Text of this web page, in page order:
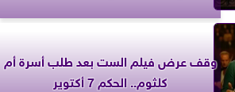
وقف عرض فيلم الست بعد طلب أسرة أم
كلثوم.. الحكم 7 أكتوير